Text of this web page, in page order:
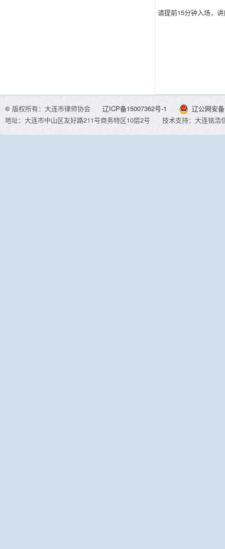
请提前15分钟入场，
© 版权所有：大连市律师协会 辽ICP备15007362号-1
辽公网安
地址：大连市中山区友好路211号商务特区10层2号
技术支持：大连铭浩